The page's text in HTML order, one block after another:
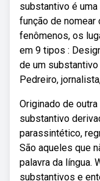
substantivo é
função de
fenômenos, os
em 9 tipos :
de um
Pedreiro,
Originado de
substantivo
parassintético,
São aqueles que
palavra da língua.
substantivos e